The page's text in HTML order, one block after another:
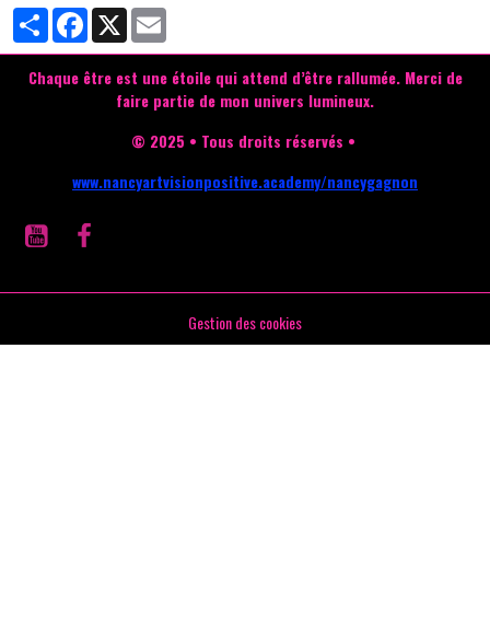
PartagerFacebook
X
Chaque être est une étoile qui attend d’être rallumée. Merci de
faire partie de mon univers lumineux.
© 2025 • Tous droits réservés •
www.nancyartvisionpositive.academy/nancygagnon
Gestion des cookies